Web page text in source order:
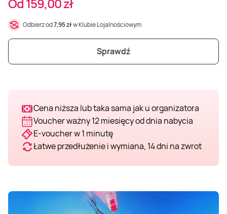
Mazury
Masaż pleców
Masaż Shiatsu
Masaż Antycellulitowy
Masaż całego ciała
Masaż czekoladą
Jazda po torze
Pojazdy militarne
Sporty zimowe
Tenis
Kurs motorowodny
Od 159,00 zł
Odbierz od7,95 złw Klubie Lojalnościowym
Sprawdź
Cena niższa lub taka sama jak u organizatora
Voucher ważny 12 miesięcy od dnia nabycia
E-voucher w 1 minutę
Łatwe przedłużenie i wymiana, 14 dni na zwrot